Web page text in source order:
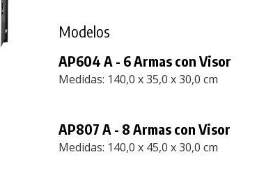
Modelos
AP604 A - 6 Armas con Visor
Medidas: 140,0 x 35,0 x 30,0 cm
AP807 A - 8 Armas con Visor
Medidas: 140,0 x 45,0 x 30,0 cm